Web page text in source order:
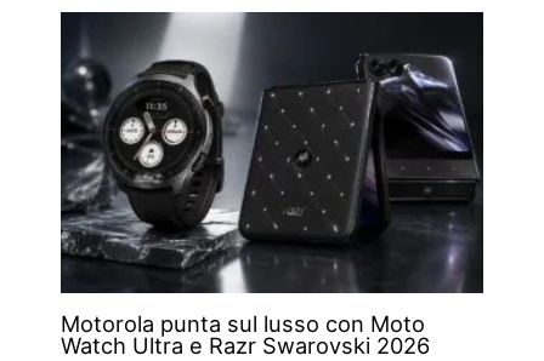
Motorola punta sul lusso con Moto
Watch Ultra e Razr Swarovski 2026